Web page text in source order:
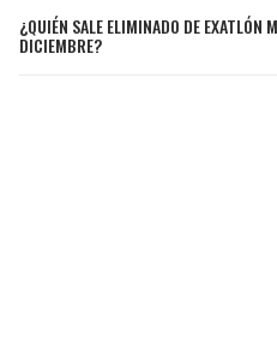
¿QUIÉN SALE ELIMINADO DE EXATLÓN
DICIEMBRE?